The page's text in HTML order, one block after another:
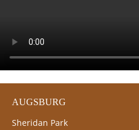
AUGSBURG
Sheridan Park